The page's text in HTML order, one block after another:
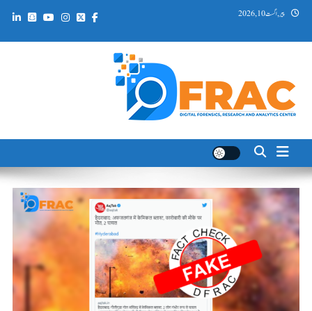
Skip پیر, اگست 10, 2026
DFRAC_ORG